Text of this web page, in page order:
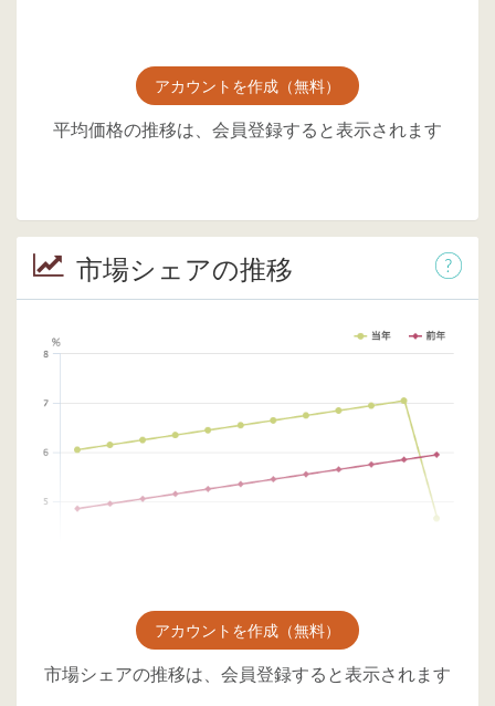
アカウントを作成（無料）
平均価格の推移は、会員登録すると表示されます
市場シェアの推移
アカウントを作成（無料）
市場シェアの推移は、会員登録すると表示されます